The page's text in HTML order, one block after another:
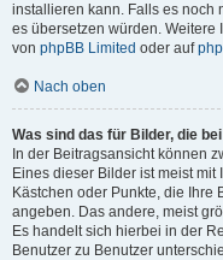
installieren kann. Falls es noch
es übersetzen würden. Weitere
von phpBB Limited oder auf
Nach oben
Was sind das für Bilder, die
In der Beitragsansicht können
Eines dieser Bilder ist meist
Kästchen oder Punkte, die Ihre
angeben. Das andere, meist
Es handelt sich hierbei in der
Benutzer zu Benutzer